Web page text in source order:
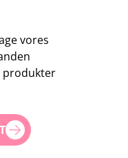
vores
produkter